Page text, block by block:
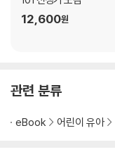
12,600원
관련 분류
eBook 어린이 유아